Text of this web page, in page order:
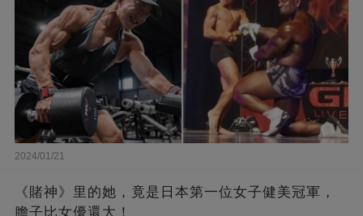
2024/01/21
《賭神》里的她，竟是日本第一位女子健美冠軍，
膽子比女優還大！